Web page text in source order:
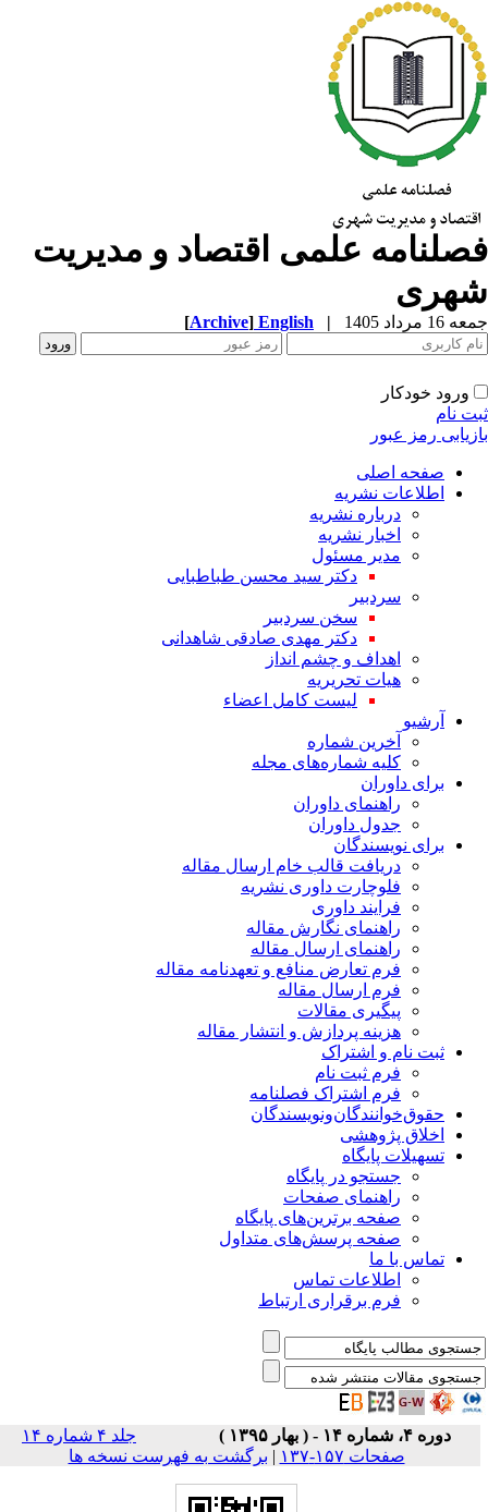
علمی اقتصاد و مدیریت
مرداد 1405 |
English
[Archive]
ورود خودکار
نام
رمز عبور
صفحه اصلی
اطلاعات نشریه
درباره نشریه
اخبار نشریه
مدیر مسئول
دکتر سید محسن طباطبایی
سردبیر
سخن سردبیر
دکتر مهدی صادقی شاهدانی
اهداف و چشم انداز
هیات تحریریه
لیست کامل اعضاء
آرشیو
آخرین شماره
کلیه شماره‌های مجله
برای داوران
راهنمای داوران
جدول داوران
برای نویسندگان
دریافت قالب خام ارسال مقاله
فلوچارت داوری نشریه
فرایند داوری
راهنمای نگارش مقاله
راهنمای ارسال مقاله
فرم تعارض منافع و تعهدنامه مقاله
فرم ارسال مقاله
پیگیری مقالات
هزینه پردازش و انتشار مقاله
ثبت نام و اشتراک
فرم ثبت نام
فرم اشتراک فصلنامه
حقوق‌خوانندگان‌و‌نویسندگان
اخلاق پژوهشی
تسهیلات پایگاه
جستجو در پایگاه
راهنمای صفحات
صفحه برترین‌های پایگاه
صفحه پرسش‌های متداول
تماس با ما
اطلاعات تماس
فرم برقراری ارتباط
دوره ۴، شماره ۱۴ - ( بهار ۱۳۹۵ )
جلد ۴ شماره ۱۴
صفحات ۱۵۷-۱۳۷
| برگشت به فهرست نسخه ها